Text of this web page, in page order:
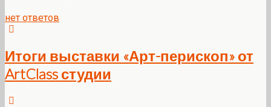
нет ответов
Итоги выставки «Арт-перископ» от
ArtClass студии